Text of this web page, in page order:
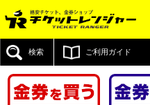
検索 ご利用ガイド